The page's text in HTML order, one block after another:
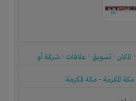
- المكان - تسويق - علاقات - شركة أو
مكة المكرمة - مكة المكرمة